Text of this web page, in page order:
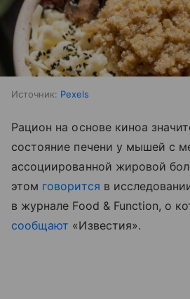
Источник: Pexels
Рацион на основе киноа
состояние печени у мышей с
ассоциированной жировой
этом говорится в
в журнале Food & Function, о
сообщают «Известия».